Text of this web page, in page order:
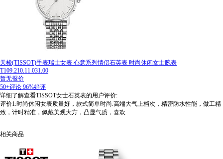
天梭(TISSOT)手表瑞士女表 心意系列情侣石英表 时尚休闲女士腕表
T109.210.11.031.00
暂无报价
50+评论 96%好评
详细了解查看TISSOT女士石英表的用户评价:
评价1:时尚休闲女表质量好，款式简单时尚.高端大气上档次，精密防水性能，做工精
致，计时精准，佩戴美观大方，凸显气质，喜欢
相关商品